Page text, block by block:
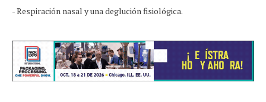
- Respiración nasal y una deglución fisiológica.